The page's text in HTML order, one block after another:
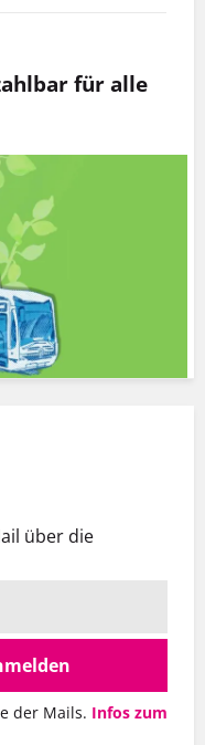
für alle
über die
der Mails. Infos zum